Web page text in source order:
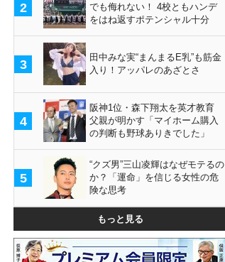
2
でも侮れない！ 4校ともハンデ
をはね返すポテンシャル十分
3
田中みな実“まんまるE乳”も筋金
入り！アッパレのあざとさ
4
阪神1位・森下翔太を英才教育
父親が明かす「マイホーム購入
の判断も野球ありきでした」
5
“クズ男”三山凌輝はなぜモテるの
か？「運命」を信じる女性の危
険な思考
もっと見る